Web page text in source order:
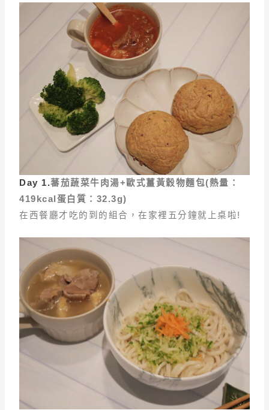
Day 1.蕃茄蔬菜牛肉湯+ 歐式薑黃穀物麵包(熱量 ：
419kcal 蛋白質 ：32.3g)
在西餐廳才吃的到的組合，在家裡五分鐘就上桌啦!